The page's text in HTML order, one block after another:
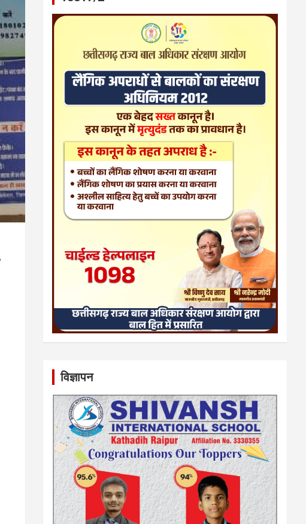
विज्ञापन